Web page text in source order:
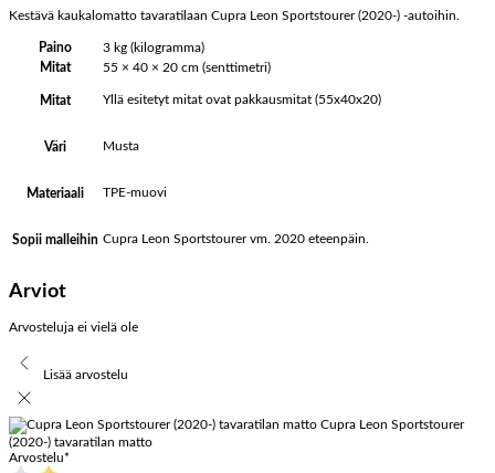
Kestävä kaukalomatto tavaratilaan Cupra Leon Sportstourer (2020-) -autoihin.
Paino
3 kg (kilogramma)
Mitat
55 × 40 × 20 cm (senttimetri)
Mitat Yllä esitetyt mitat ovat pakkausmitat (55x40x20)
Väri Musta
Materiaali TPE-muovi
Sopii malleihin Cupra Leon Sportstourer vm. 2020 eteenpäin.
Arviot
Arvosteluja ei vielä ole
Lisää arvostelu
Cupra Leon Sportstourer
(2020-) tavaratilan matto
Arvostelu*